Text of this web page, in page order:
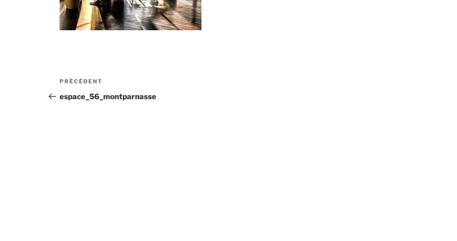
Navigation
de
Article
précédent
PRÉCÉDENT
espace_56_montparnasse